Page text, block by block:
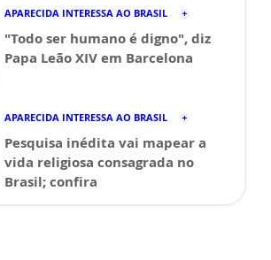
APARECIDA INTERESSA AO BRASIL
"Todo ser humano é digno", diz
Papa Leão XIV em Barcelona
APARECIDA INTERESSA AO BRASIL
Pesquisa inédita vai mapear a
vida religiosa consagrada no
Brasil; confira